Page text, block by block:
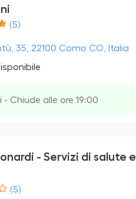
(5)
35, 22100 Como CO, Italia
- Chiude alle ore 19:00
- Servizi di salute e
(5)